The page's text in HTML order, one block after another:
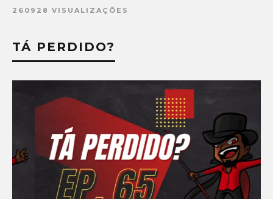
260928 VISUALIZAÇÕES
TÁ PERDIDO?